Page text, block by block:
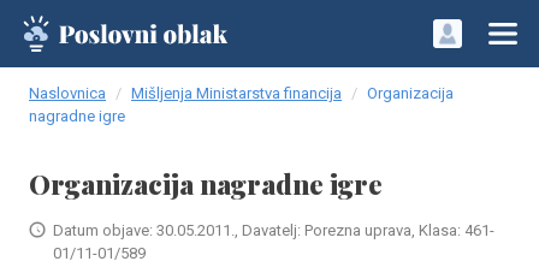
Naslovnica Mišljenja Ministarstva financija
Organizacija
nagradne igre
Organizacija nagradne igre
Datum objave: 30.05.2011., Davatelj: Porezna uprava, Klasa: 461-
01/11-01/589